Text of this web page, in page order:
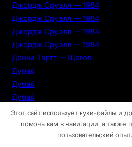
Джордж Оруэлл — 1984
Джордж Оруэлл — 1984
Джордж Оруэлл — 1984
Джордж Оруэлл — 1984
Донна Тартт — Щегол
Дубай
Дубай
Дубай
Дубай
Дубай
Этот сайт использует куки-файлы и
помочь вам в навигации, а также
пользовательский опыт.